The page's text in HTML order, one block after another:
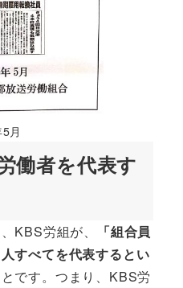
働者を代表す
KBS労組が、
「組合員
すべてを代表するとい
です。つまり、KBS労